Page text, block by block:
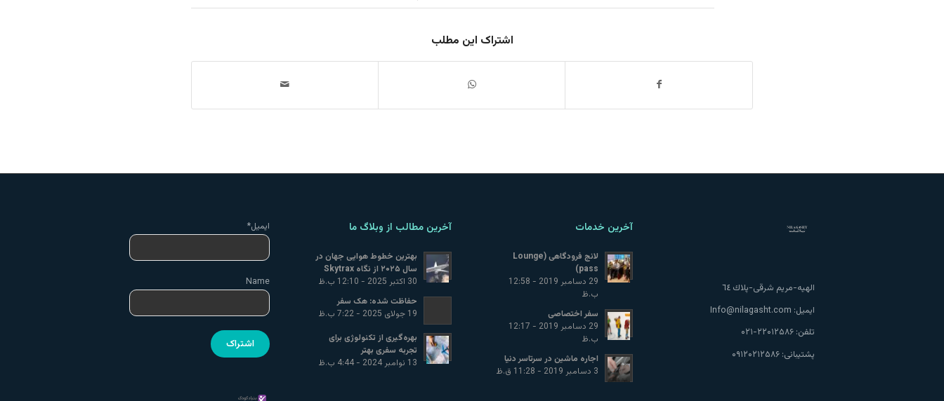
اشتراک این مطلب
الهيه-مريم شرقى-پلاك ٦٤
ایمیل: Info@nilagasht.com
تلفن: ۲۲۰۱۲۵۸۶-۰۲۱
پشتیبانی: ۰۹۱۲۰۲۱۲۵۸۶
آخرین خدمات
لانج فرودگاهی (Lounge
pass)
29 دسامبر 2019 - 12:58
ب.ظ
سفر اختصاصی
29 دسامبر 2019 - 12:17
ب.ظ
اجاره ماشین در سرتاسر دنیا
3 دسامبر 2019 - 11:28 ق.ظ
آخرین مطالب از وبلاگ ما
بهترین خطوط هوایی جهان در
سال ۲۰۲۵ از نگاه Skytrax
30 اکتبر 2025 - 12:10 ب.ظ
حفاظت شده: هک سفر
19 جولای 2025 - 7:22 ب.ظ
بهره‌گیری از تکنولوژی برای
تجربه سفری بهتر
13 نوامبر 2024 - 4:44 ب.ظ
ایمیل*
Name